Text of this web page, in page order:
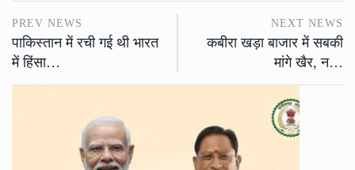
PREV NEWS
पाकिस्तान में रची गई थी भारत
में हिंसा…
NEXT NEWS
कबीरा खड़ा बाजार में सबकी
मांगे खैर, न…